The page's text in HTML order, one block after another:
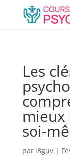
Les
mieux
soi-
par l8guv|